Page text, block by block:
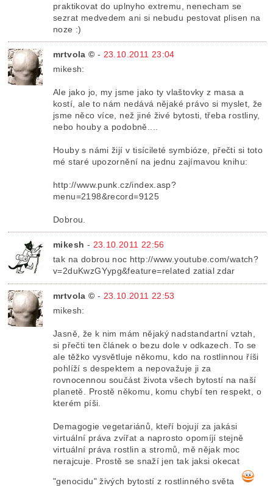
praktikovat do uplnyho extremu, nenecham se
sezrat medvedem ani si nebudu pestovat plisen na
noze :)
mrtvola © - 23.10.2011 23:04
mikesh:
Ale jako jo, my jsme jako ty vlaštovky z masa a
kostí, ale to nám nedává nějaké právo si myslet, že
jsme něco více, než jiné živé bytosti, třeba rostliny,
nebo houby a podobně....
Houby s námi žijí v tisícileté symbióze, přečti si toto
mé staré upozornění na jednu zajímavou knihu:
http://www.punk.cz/index.asp?
menu=2198&record=9125
Dobrou.
mikesh - 23.10.2011 22:56
tak na dobrou noc http://www.youtube.com/watch?
v=2duKwzGYypg&feature=related zatial zdar
mrtvola © - 23.10.2011 22:53
mikesh:
Jasně, že k nim mám nějaký nadstandartní vztah,
si přečti ten článek o bezu dole v odkazech. To se
ale těžko vysvětluje někomu, kdo na rostlinnou říši
pohlíží s despektem a nepovažuje ji za
rovnocennou součást života všech bytostí na naší
planetě. Prostě někomu, komu chybí ten respekt, o
kterém píši.
Demagogie vegetariánů, kteří bojují za jakási
virtuální práva zvířat a naprosto opomíjí stejně
virtuální práva rostlin a stromů, mě nějak moc
nerajcuje. Prostě se snaží jen tak jaksi okecat
"genocidu" živých bytostí z rostlinného světa